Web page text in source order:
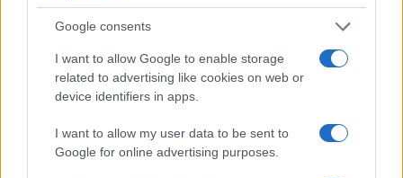
Google consents
I want to allow Google to enable storage
related to advertising like cookies on web or
device identifiers in apps.
I want to allow my user data to be sent to
Google for online advertising purposes.
Qui la lista sostenuta da Roberto Vannacci e dal
candidatoFurio Suvilla
sfiora il 15%, attestandosi
attorno al 14,3%. Un risultato che, pur non
portando il candidato al ballottaggio, rischia di
pesare sugli equilibri del centrodestra locale e
nazionale. La corsa per il secondo turno vede
infatti in testa la candidata progressista